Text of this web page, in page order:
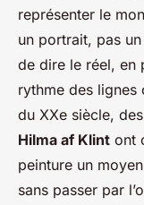
représenter le
un portrait, pas
de dire le réel, en
rythme des lignes
du XXe siècle,
Hilma af Klint ont
peinture un
sans passer par